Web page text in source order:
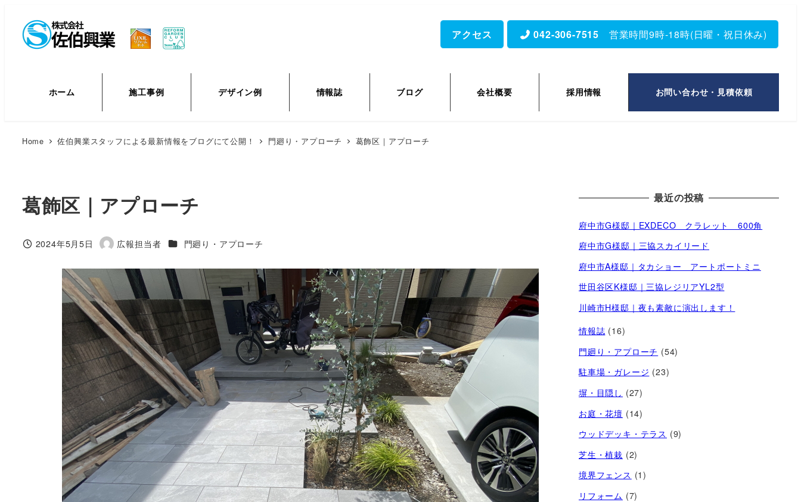
アクセス 042-306-7515 営業時間9時-18時(日曜・祝日休み)
ホーム 施工事例 デザイン例 情報誌 ブログ 会社概要 採用情報 お問い合わせ・見積依頼
Home 佐伯興業スタッフによる最新情報をブログにて公開！ 門廻り・アプローチ 葛飾区｜アプローチ
葛飾区｜アプローチ
投稿日
2024年5月5日
著
広報担当者 カテゴリー
門廻り・アプローチ
最近の投稿
府中市G様邸｜EXDECO クラレット 600角
府中市G様邸｜三協スカイリード
府中市A様邸｜タカショー アートポートミニ
世田谷区K様邸｜三協レジリアYL2型
川崎市H様邸｜夜も素敵に演出します！
情報誌 (16)
門廻り・アプローチ (54)
駐車場・ガレージ (23)
塀・目隠し (27)
お庭・花壇 (14)
ウッドデッキ・テラス (9)
芝生・植栽 (2)
境界フェンス (1)
リフォーム (7)